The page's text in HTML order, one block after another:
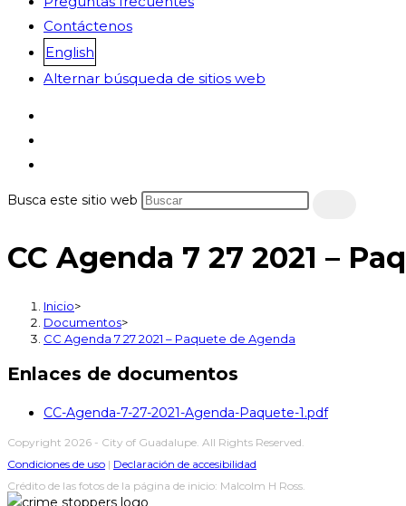
Contáctenos
English
Alternar búsqueda de sitios web
Busca este sitio web
CC Agenda 7 27 2021 –
Inicio>
Documentos>
CC Agenda 7 27 2021 – Paquete de Agenda
Enlaces de documentos
CC-Agenda-7-27-2021-Agenda-Paquete-1.pdf
Copyright 2026 - City of Guadalupe. All Rights Reserved.
Condiciones de uso | Declaración de accesibilidad
Crédito de las fotos de la página de inicio: Malcolm H Ross.